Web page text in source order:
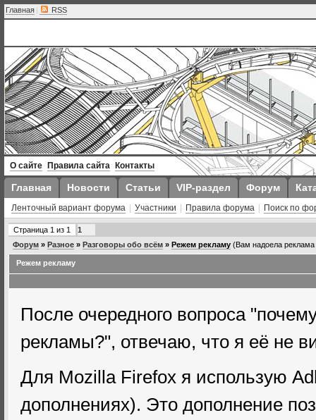
Главная | RSS
О сайте Правила сайта Контакты
Главная Новости Статьи VIP-раздел Форум
Ленточный вариант форума Участники Правила форума Поиск по
Страница 1 из 1
1
Форум » Разное » Разговоры обо всём » Режем рекламу (Вам надоела реклама
Режем рекламу
После очередного вопроса
рекламы?", отвечаю, что я её не
Для Mozilla Firefox я использую
дополнениях). Это дополнение